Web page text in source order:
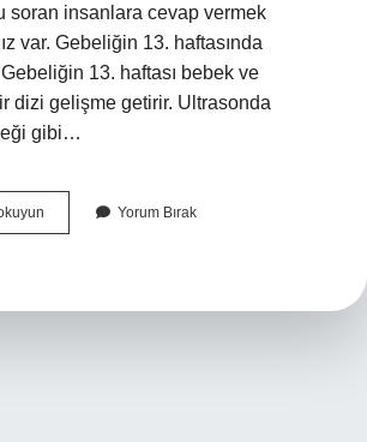
soran insanlara cevap vermek
var. Gebeliğin 13. haftasında
13. haftası bebek ve
dizi gelişme getirir. Ultrasonda
gibi…
Haftada
Yorum Bırak